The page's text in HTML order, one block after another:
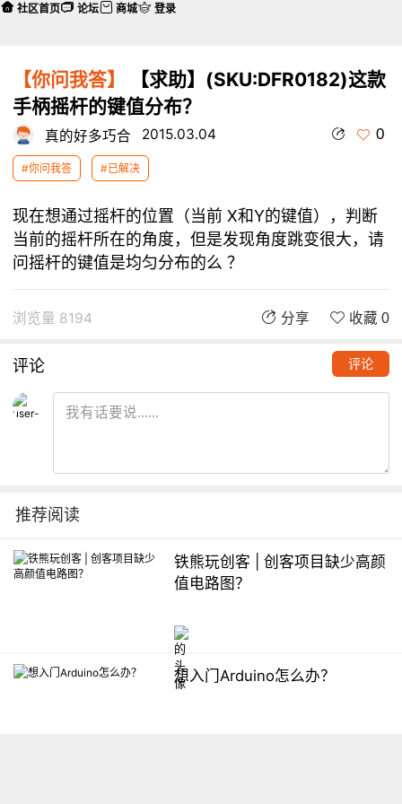
【你问我答】
【求助】(SKU:DFR0182)这款
手柄摇杆的键值分布？
真的好多巧合 2015.03.04 0
#你问我答 #已解决
现在想通过摇杆的位置（当前 X和Y的键值），判断
当前的摇杆所在的角度，但是发现角度跳变很大，请
问摇杆的键值是均匀分布的么 ？
浏览量 8194 分享 收藏 0
评论 评论
推荐阅读
铁熊玩创客 | 创客项目缺少高颜
值电路图？
想入门Arduino怎么办？
社区首页 论坛 商城 登录